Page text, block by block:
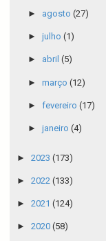
► agosto (27)
► julho (1)
► abril (5)
► março (12)
► fevereiro (17)
► janeiro (4)
► 2023 (173)
► 2022 (133)
► 2021 (124)
► 2020 (58)